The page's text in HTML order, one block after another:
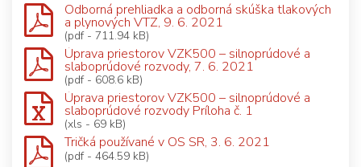
Odborná prehliadka a odborná skúška tlakových
a plynových VTZ, 9. 6. 2021
(pdf - 711.94 kB)
Úprava priestorov VZK500 – silnoprúdové a
slaboprúdové rozvody, 7. 6. 2021
(pdf - 608.6 kB)
Úprava priestorov VZK500 – silnoprúdové a
slaboprúdové rozvody Príloha č. 1
(xls - 69 kB)
Tričká používané v OS SR, 3. 6. 2021
(pdf - 464.59 kB)